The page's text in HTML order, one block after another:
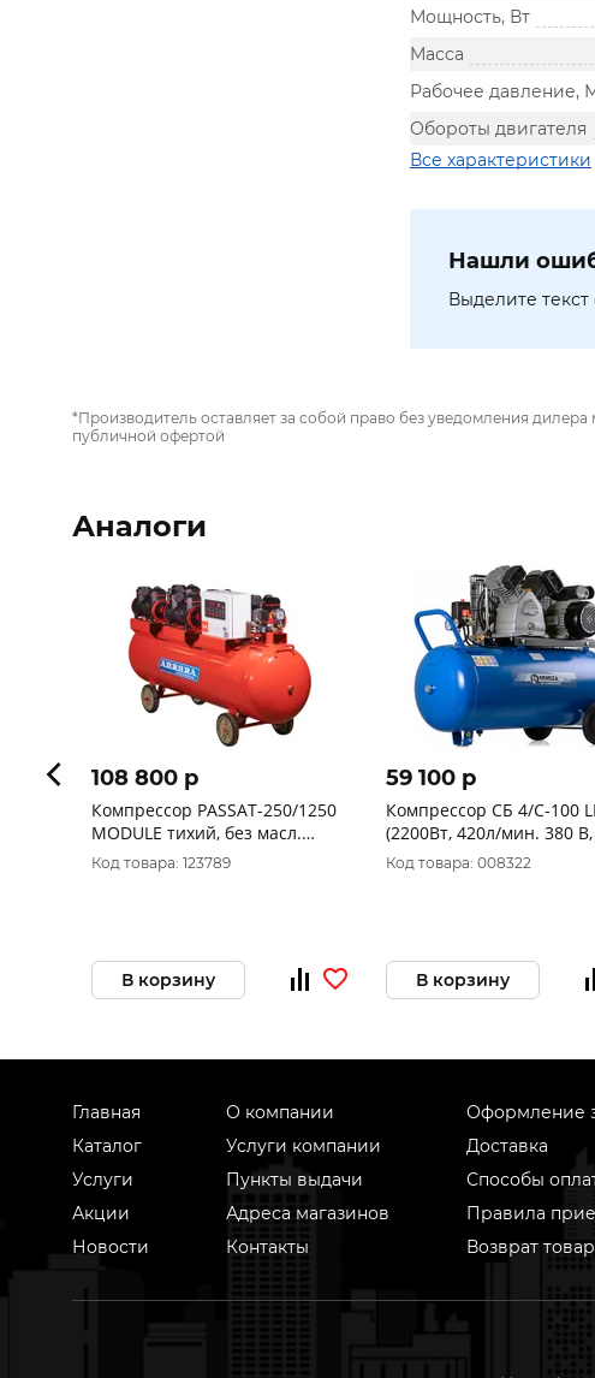
Мощность, Вт
Масса
Рабочее давление,
Обороты двигателя
Все характеристики
Нашли
Выделите
*Производитель оставляет за собой право без уведомления
публичной офертой
Аналоги
108 800 p
Компрессор PASSAT-250/1250
MODULE тихий, без масл.
(250л, 1250л/мин, 7.25кВт)
Код товара: 123789
В корзину
59 100 p
Компрессор СБ 4/С-100
(2200Вт, 420л/мин. 380
бар,поршневой
REMEZA 20645
Код товара: 008322
В корзину
Главная
Каталог
Услуги
Акции
Новости
О компании
Услуги компании
Пункты выдачи
Адреса магазинов
Контакты
Оформление
Доставка
Способы
Правила
Возврат